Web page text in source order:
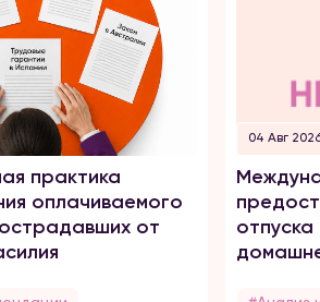
практика
оплачиваемого
от
04 Авг